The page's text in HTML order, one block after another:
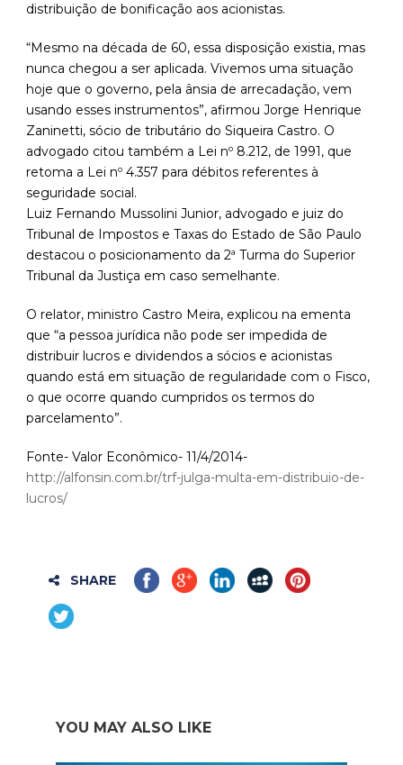
distribuição de bonificação aos acionistas.
“Mesmo na década de 60, essa disposição existia, mas
nunca chegou a ser aplicada. Vivemos uma situação
hoje que o governo, pela ânsia de arrecadação, vem
usando esses instrumentos”, afirmou Jorge Henrique
Zaninetti, sócio de tributário do Siqueira Castro. O
advogado citou também a Lei nº 8.212, de 1991, que
retoma a Lei nº 4.357 para débitos referentes à
seguridade social.
Luiz Fernando Mussolini Junior, advogado e juiz do
Tribunal de Impostos e Taxas do Estado de São Paulo
destacou o posicionamento da 2ª Turma do Superior
Tribunal da Justiça em caso semelhante.
O relator, ministro Castro Meira, explicou na ementa
que “a pessoa jurídica não pode ser impedida de
distribuir lucros e dividendos a sócios e acionistas
quando está em situação de regularidade com o Fisco,
o que ocorre quando cumpridos os termos do
parcelamento”.
Fonte- Valor Econômico- 11/4/2014-
http://alfonsin.com.br/trf-julga-multa-em-distribuio-de-
lucros/
SHARE
YOU MAY ALSO LIKE